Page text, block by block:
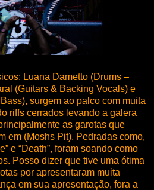
Luana Dametto (Drums –
(Guitars & Backing Vocals) e
surgem ao palco com muita
riffs cerrados levando a galera
as garotas que
em (Moshs Pit). Pedradas como,
e “Death”, foram soando como
Posso dizer que tive uma ótima
por apresentaram muita
em sua apresentação, fora a